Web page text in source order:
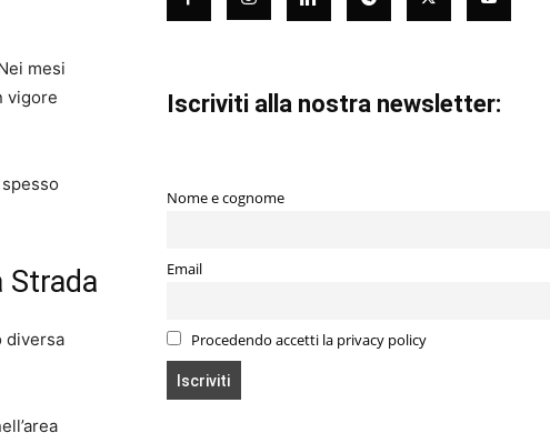
mesi
vigore
Strada
diversa
Iscriviti alla nostra newsletter:
Nome e cognome
Email
Procedendo accetti la privacy policy